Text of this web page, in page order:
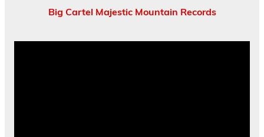
Big Cartel Majestic Mountain Records